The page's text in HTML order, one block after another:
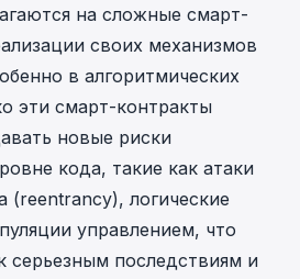
на сложные смарт-
своих механизмов
в алгоритмических
эти смарт-контракты
новые риски
кода, такие как атаки
(reentrancy), логические
управлением, что
серьезным последствиям и